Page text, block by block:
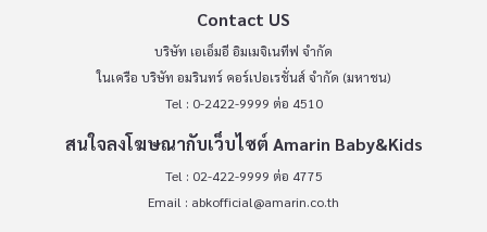
Contact US
บริษัท เอเอ็มอี อิมเมจิเนทีฟ จำกัด
ในเครือ บริษัท อมรินทร์ คอร์เปอเรชั่นส์ จำกัด (มหาชน)
Tel : 0-2422-9999 ต่อ 4510
สนใจลงโฆษณากับเว็บไซต์ Amarin Baby&Kids
Tel : 02-422-9999 ต่อ 4775
Email : abkofficial@amarin.co.th